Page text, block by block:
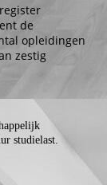
de
opleidingen
zestig
studielast.